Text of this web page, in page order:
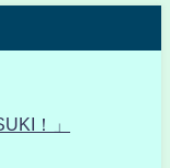
！」